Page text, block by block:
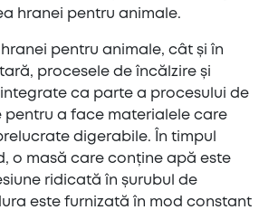
hranei pentru animale.
pentru animale, cât și în
procesele de încălzire și
ca parte a procesului de
a face materialele care
digerabile. În timpul
o masă care conține apă este
ridicată în șurubul de
este furnizată în mod constant